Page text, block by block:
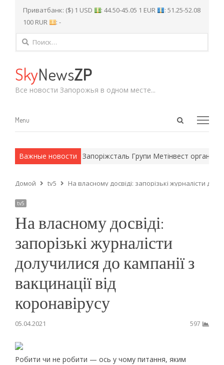
Приватбанк: ($) 1 USD : 44.50-45.05 1 EUR
: 51.25-52.08
100 RUR
: -
Найти:
SkyNewsZP
Все новости Запорожья в одном месте...
Open
Menu
Menu
Важные новости
методы. Запоріжсталь Групи Метінвест
Домой tv5 На власному досвіді: запорізькі журналісти
tv5
На власному досвіді:
запорізькі журналісти
долучилися до кампанії з
вакцинації від
коронавірусу
05.04.2021 597
Робити чи не робити — ось у чому питання, яким